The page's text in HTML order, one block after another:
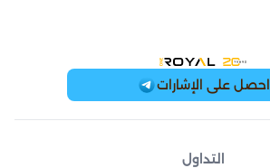
OneRoyal Home
احصل على الإشارات
التداول